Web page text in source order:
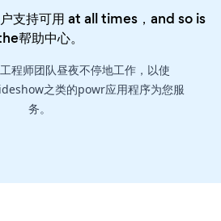
支持可用 at all times，and so is
帮助中心。
程师团队昼夜不停地工作，以使
之类的powr应用程序为您服
务。